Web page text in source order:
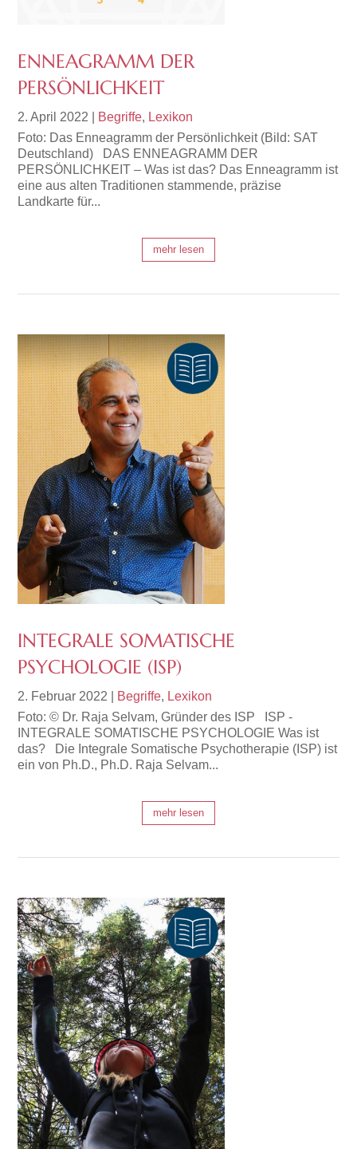
ENNEAGRAMM DER
PERSÖNLICHKEIT
2. April 2022 Begriffe, Lexikon
Foto: Das Enneagramm der Persönlichkeit (Bild: SAT
Deutschland) DAS ENNEAGRAMM DER
PERSÖNLICHKEIT – Was ist das? Das Enneagramm ist
eine aus alten Traditionen stammende, präzise
Landkarte für...
mehr lesen
INTEGRALE SOMATISCHE
PSYCHOLOGIE (ISP)
2. Februar 2022 Begriffe, Lexikon
Foto: © Dr. Raja Selvam, Gründer des ISP ISP -
INTEGRALE SOMATISCHE PSYCHOLOGIE Was ist
das? Die Integrale Somatische Psychotherapie (ISP) ist
ein von Ph.D., Ph.D. Raja Selvam...
mehr lesen